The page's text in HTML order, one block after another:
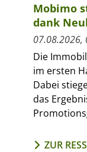
Mobimo
dank
07.08.2026,
Die
im ersten
Dabei
das
ZUR